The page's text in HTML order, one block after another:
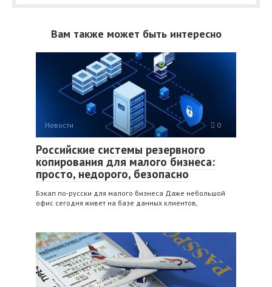
Вам также может быть интересно
Новости 0
Российские системы резервного
копирования для малого бизнеса:
просто, недорого, безопасно
Бэкап по‑русски для малого бизнеса Даже небольшой
офис сегодня живет на базе данных клиентов,